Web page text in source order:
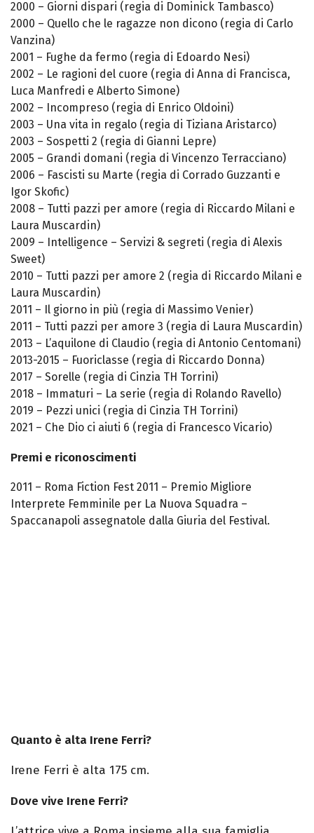
2000 – Giorni dispari (regia di Dominick Tambasco)
2000 – Quello che le ragazze non dicono (regia di Carlo
Vanzina)
2001 – Fughe da fermo (regia di Edoardo Nesi)
2002 – Le ragioni del cuore (regia di Anna di Francisca,
Luca Manfredi e Alberto Simone)
2002 – Incompreso (regia di Enrico Oldoini)
2003 – Una vita in regalo (regia di Tiziana Aristarco)
2003 – Sospetti 2 (regia di Gianni Lepre)
2005 – Grandi domani (regia di Vincenzo Terracciano)
2006 – Fascisti su Marte (regia di Corrado Guzzanti e
Igor Skofic)
2008 – Tutti pazzi per amore (regia di Riccardo Milani e
Laura Muscardin)
2009 – Intelligence – Servizi & segreti (regia di Alexis
Sweet)
2010 – Tutti pazzi per amore 2 (regia di Riccardo Milani e
Laura Muscardin)
2011 – Il giorno in più (regia di Massimo Venier)
2011 – Tutti pazzi per amore 3 (regia di Laura Muscardin)
2013 – L’aquilone di Claudio (regia di Antonio Centomani)
2013-2015 – Fuoriclasse (regia di Riccardo Donna)
2017 – Sorelle (regia di Cinzia TH Torrini)
2018 – Immaturi – La serie (regia di Rolando Ravello)
2019 – Pezzi unici (regia di Cinzia TH Torrini)
2021 – Che Dio ci aiuti 6 (regia di Francesco Vicario)
Premi e riconoscimenti
2011 – Roma Fiction Fest 2011 – Premio Migliore
Interprete Femminile per La Nuova Squadra –
Spaccanapoli assegnatole dalla Giuria del Festival.
Quanto è alta Irene Ferri?
Irene Ferri è alta 175 cm.
Dove vive Irene Ferri?